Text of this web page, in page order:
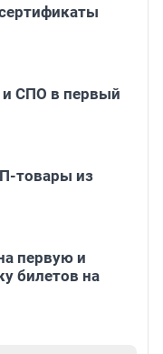
и СПО в первый
товары из
первую и
билетов на